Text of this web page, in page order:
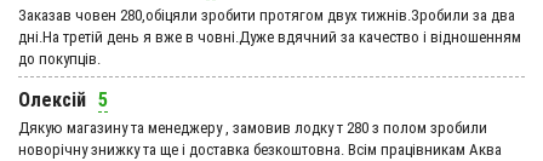
Заказав човен 280,обіцяли зробити протягом двух тижнів.Зробили за два
дні.На третій день я вже в човні.Дуже вдячний за качество і відношенням
до покупців.
Олексій 5
Дякую магазину та менеджеру , замовив лодку т 280 з полом зробили
новорічну знижку та ще і доставка безкоштовна. Всім працівникам Аква